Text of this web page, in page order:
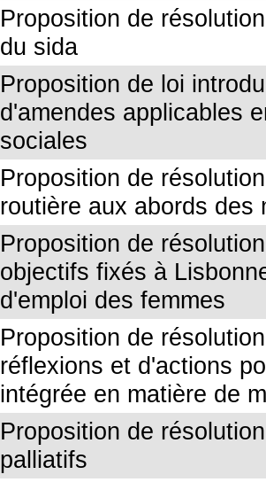
Proposition de
du sida
Proposition de loi
d'amendes applicables
sociales
Proposition de
routière aux abords des
Proposition de
objectifs fixés à
d'emploi des femmes
Proposition de
réflexions et d'actions
intégrée en matière de
Proposition de
palliatifs